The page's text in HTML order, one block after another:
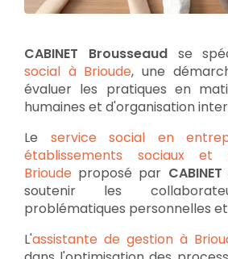
CABINET Brousseaudse
social à Brioude, une
évaluer les pratiques en
humaines et d'organisation
Le service social en
établissements sociaux et
Brioude proposé par
soutenir les
problématiques personnelles
L'assistante de gestion à